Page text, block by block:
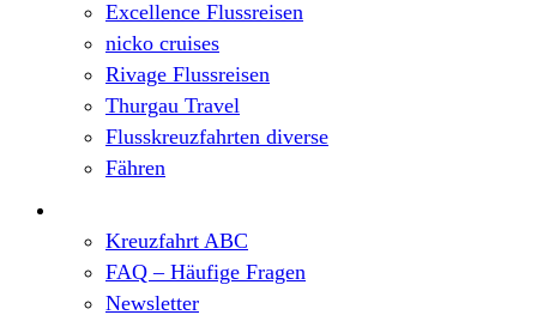
Excellence Flussreisen
nicko cruises
Rivage Flussreisen
Thurgau Travel
Flusskreuzfahrten diverse
Fähren
Kreuzfahrt ABC
FAQ – Häufige Fragen
Newsletter